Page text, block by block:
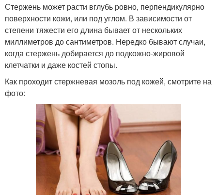
Стержень может расти вглубь ровно, перпендикулярно
поверхности кожи, или под углом. В зависимости от
степени тяжести его длина бывает от нескольких
миллиметров до сантиметров. Нередко бывают случаи,
когда стержень добирается до подкожно-жировой
клетчатки и даже костей стопы.
Как проходит стержневая мозоль под кожей, смотрите на
фото: